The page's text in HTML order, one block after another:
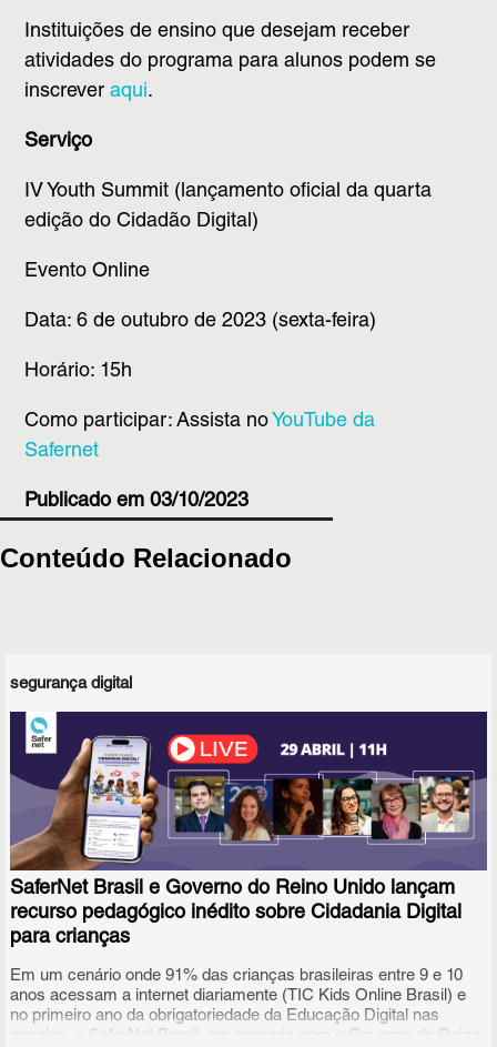
Instituições de ensino que desejam receber
atividades do programa para alunos podem se
inscrever aqui.
Serviço
IV Youth Summit (lançamento oficial da quarta
edição do Cidadão Digital)
Evento Online
Data: 6 de outubro de 2023 (sexta-feira)
Horário: 15h
Como participar: Assista no YouTube da
Safernet
Publicado em 03/10/2023
Conteúdo Relacionado
segurança digital
SaferNet Brasil e Governo do Reino Unido lançam
recurso pedagógico inédito sobre Cidadania Digital
para crianças
Em um cenário onde 91% das crianças brasileiras entre 9 e 10
anos acessam a internet diariamente (TIC Kids Online Brasil) e
no primeiro ano da obrigatoriedade da Educação Digital nas
escolas, a SaferNet Brasil, em parceria com o Governo do Reino